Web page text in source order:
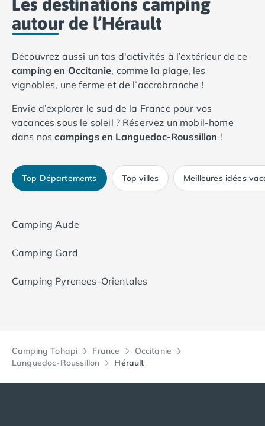
desparcs aquatiques, des clubs pour enfants, ou
des activités sportives ? Les campings comme
Camping Siblu Le Lac des Rêves offrent souvent
Budget: votre budget peut également influencer
votre choix. Il existe des options plus économiques
allant des campings 3 étoiles à des options de
campings 5 étoiles plus luxueuses.
Emplacement : l'Hérault offre divers
environnements, des plages du littoral aux
charmants villages à l'intérieur des terres. Si vous
souhaitez explorer des villes comme Montpellier ou
qui facilite ces visites.
Avis et recommandations: consultez nos avis en
ligne pour voir les expériences des autres
des animaux de compagnie, assurez-vous que le
comme des emplacements de tente ou des mobil-
homes standards.
autour de l’Hérault
Découvrez aussi un tas d'activités à l’extérieur de ce
camping en Occitanie, comme la plage, les
vignobles, une ferme et de l’accrobranche !
Envie d’explorer le sud de la France pour vos
vacances sous le soleil ? Réservez un mobil-home
dans noscampings en Languedoc-Roussillon !
Top Départements Top villes Meilleures idées
Camping Aude
Camping Gard
Camping Pyrenees-Orientales
Camping Tohapi France
Occitanie
Languedoc-Roussillon
Hérault